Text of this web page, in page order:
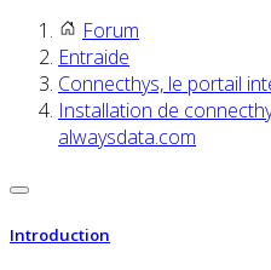
Forum
Entraide
Connecthys, le portail
Installation de
alwaysdata.com
Introduction